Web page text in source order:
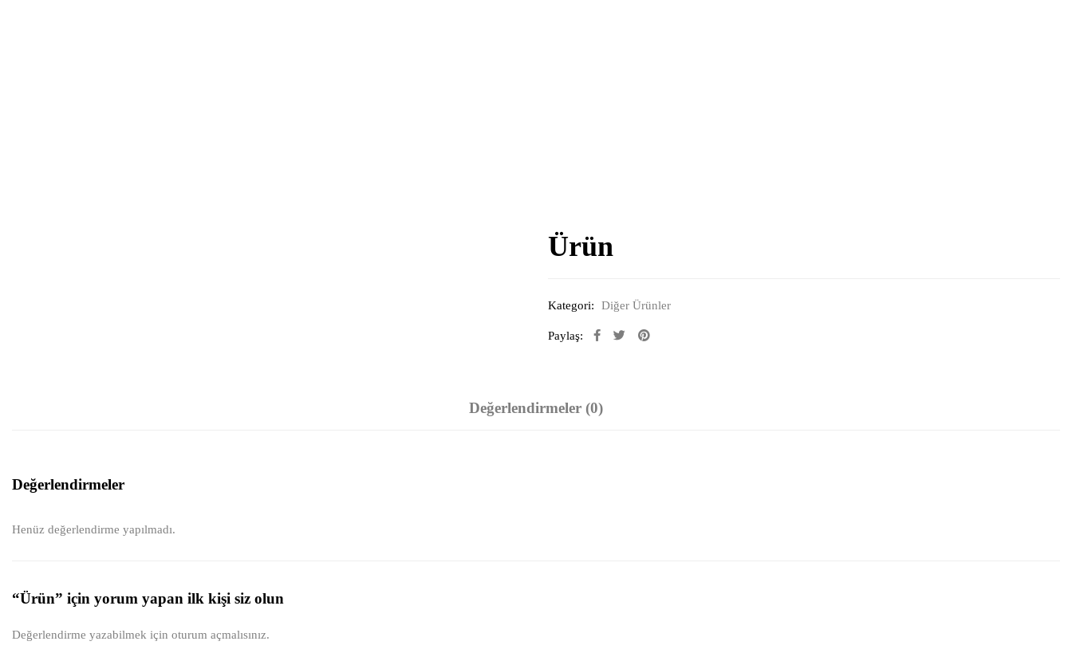
Ürün
Kategori: Diğer Ürünler
Paylaş:
Değerlendirmeler (0)
Değerlendirmeler
Henüz değerlendirme yapılmadı.
“Ürün” için yorum yapan ilk kişi siz olun
Değerlendirme yazabilmek için oturum açmalısınız.